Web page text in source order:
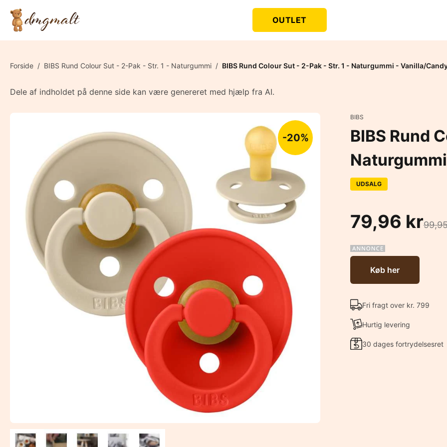
OUTLET
Forside / BIBS Rund Colour Sut - 2-Pak - Str. 1 - Naturgummi / BIBS Rund Colour Sut - 2-Pak - Str. 1 - Naturgummi - Vanilla/
Dele af indholdet på denne side kan være genereret med hjælp fra AI.
-20%
BIBS
BIBS Rund
UDSALG
79,96 kr
Køb her
Fri fragt over kr. 799
Hurtig levering
30 dages fortrydelsesret